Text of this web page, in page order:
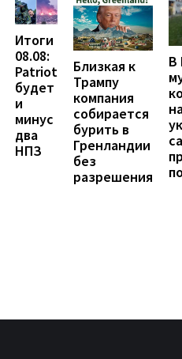
Итоги
08.08:
Patriot
будет
и
минус
два
НПЗ
Близкая к
Трампу
компания
собирается
бурить в
Гренландии
без
разрешения
В